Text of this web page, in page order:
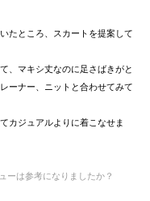
たところ、スカートを提案して
、マキシ丈なのに足さばきがと
ーナー、ニットと合わせてみて
カジュアルよりに着こなせま
ーは参考になりましたか？